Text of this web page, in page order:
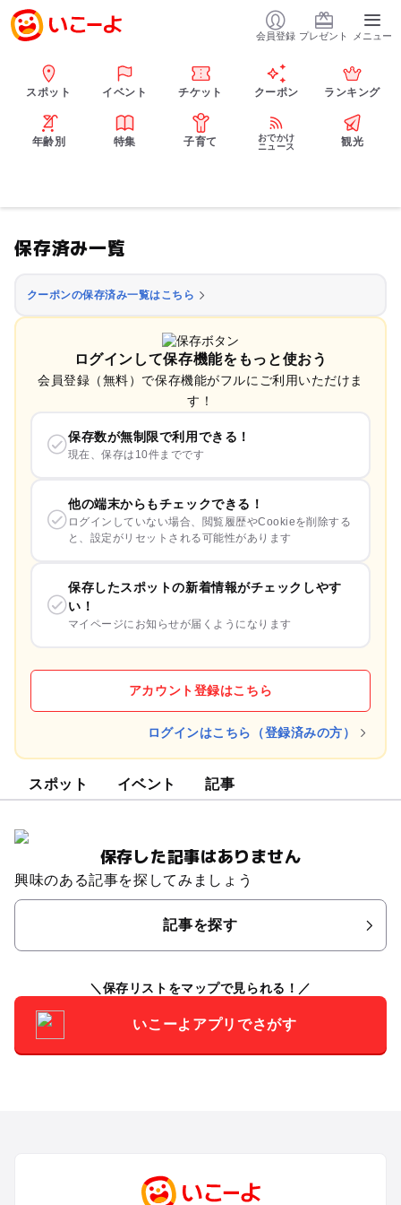
会員登録 プレゼント メニュー
スポット イベント チケット クーポン ランキング
年齢別 特集 子育て
おでかけ
ニュース
観光
保存済み一覧
クーポンの保存済み一覧はこちら
ログインして保存機能をもっと使おう
会員登録（無料）で保存機能がフルにご利用いただけま
す！
保存数が無制限で利用できる！
現在、保存は10件までです
他の端末からもチェックできる！
ログインしていない場合、閲覧履歴やCookieを削除する
と、設定がリセットされる可能性があります
保存したスポットの新着情報がチェックしやす
い！
マイページにお知らせが届くようになります
アカウント登録はこちら
ログインはこちら（登録済みの方）
スポット イベント 記事
保存した記事はありません
興味のある記事を探してみましょう
記事を探す
保存リストをマップで見られる！
いこーよアプリでさがす